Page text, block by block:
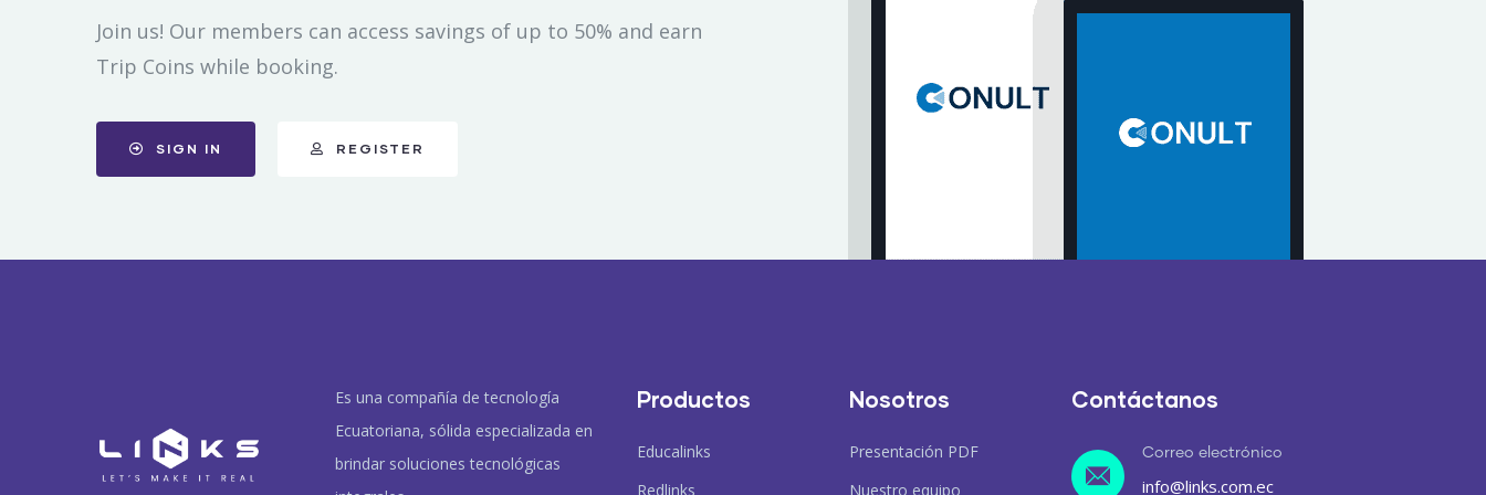
Join us! Our members can access savings of up to 50% and earn
Trip Coins while booking.
SIGN IN REGISTER
Es una compañía de tecnología
Ecuatoriana, sólida especializada en
brindar soluciones tecnológicas
Productos
Educalinks
Redlinks
Nosotros
Presentación PDF
Nuestro equipo
Contáctanos
Correo electrónico
info@links.com.ec